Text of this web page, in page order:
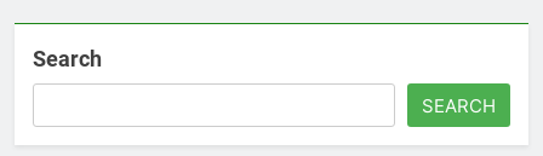
Search
SEARCH